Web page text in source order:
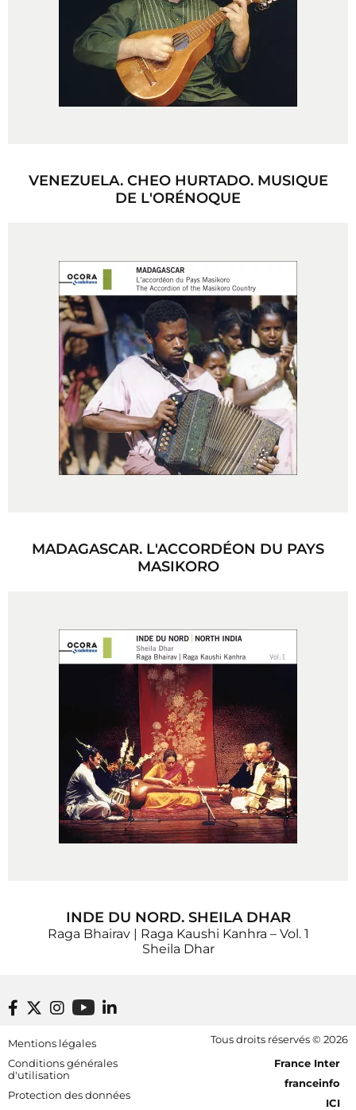
VENEZUELA. CHEO HURTADO. MUSIQUE
DE L'ORÉNOQUE
MADAGASCAR. L'ACCORDÉON DU PAYS
MASIKORO
INDE DU NORD. SHEILA DHAR
Raga Bhairav | Raga Kaushi Kanhra – Vol. 1
Sheila Dhar
Footer bottom
Mentions légales
Conditions générales
d'utilisation
Protection des données
Tous droits réservés © 2026
[RDF] Pied de page - Mobile
France Inter
franceinfo
ICI